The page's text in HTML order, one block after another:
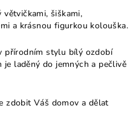
větvičkami, šiškami,
a krásnou figurkou kolouška.
přírodním stylu bílý ozdobí
laděný do jemných a pečlivě
zdobit Váš domov a dělat